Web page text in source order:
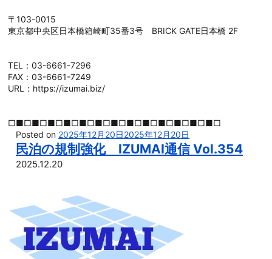
〒103-0015
東京都中央区日本橋箱崎町35番3号 BRICK GATE日本橋 2F
TEL：03-6661-7296
FAX：03-6661-7249
URL：https://izumai.biz/
□■□■□■□■□■□■□■□■□■□■□■□■□■□
Posted on 2025年12月20日2025年12月20日
民泊の規制強化 IZUMAI通信 Vol.354
2025.12.20